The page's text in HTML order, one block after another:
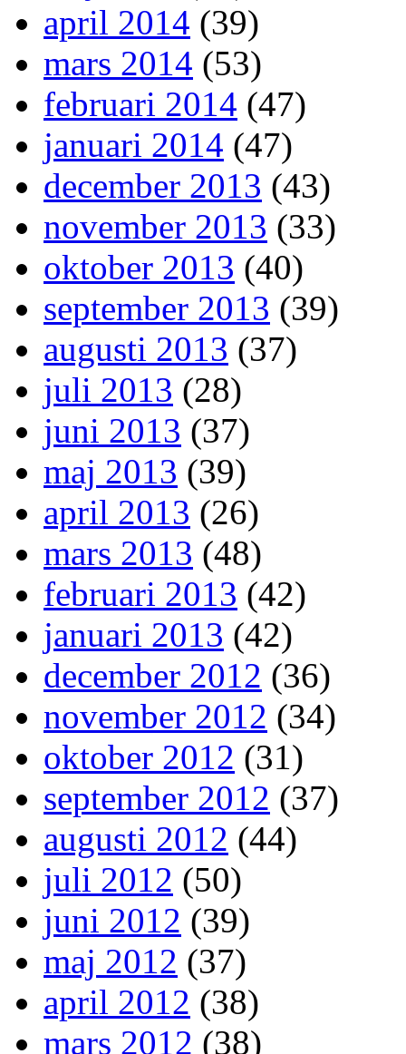
april 2014 (39)
mars 2014 (53)
februari 2014 (47)
januari 2014 (47)
december 2013 (43)
november 2013 (33)
oktober 2013 (40)
september 2013 (39)
augusti 2013 (37)
juli 2013 (28)
juni 2013 (37)
maj 2013 (39)
april 2013 (26)
mars 2013 (48)
februari 2013 (42)
januari 2013 (42)
december 2012 (36)
november 2012 (34)
oktober 2012 (31)
september 2012 (37)
augusti 2012 (44)
juli 2012 (50)
juni 2012 (39)
maj 2012 (37)
april 2012 (38)
mars 2012 (38)